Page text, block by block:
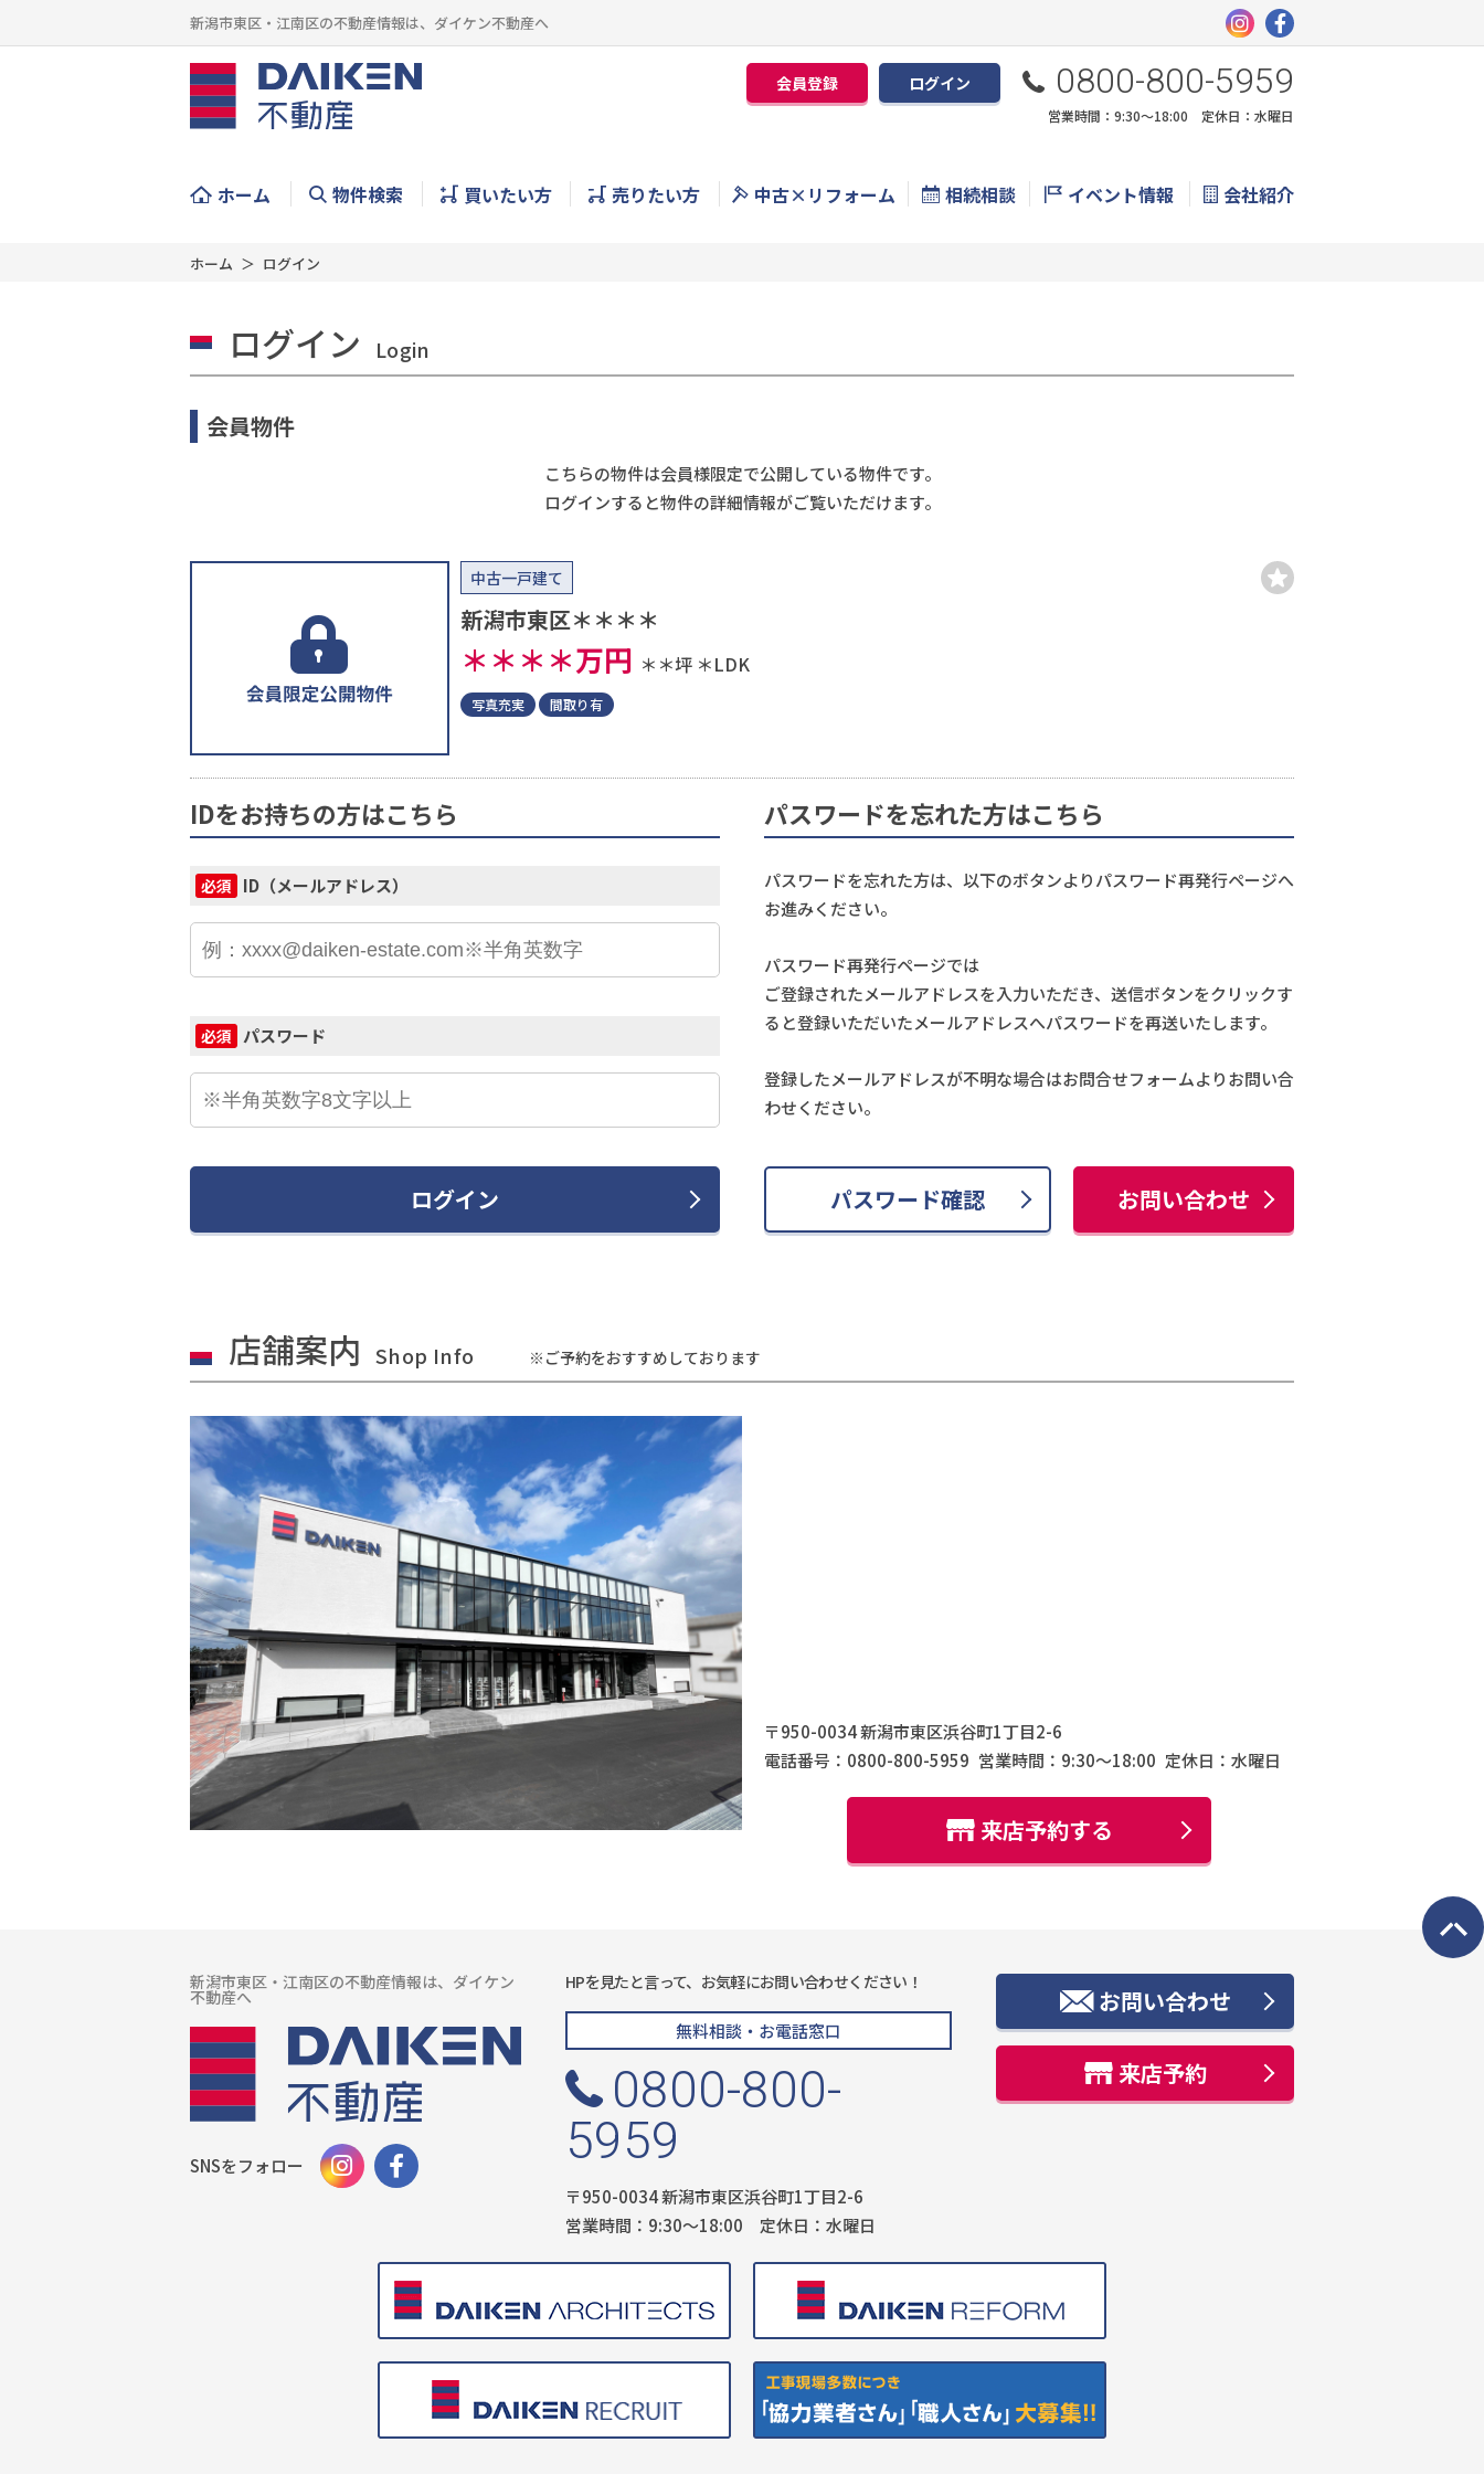
新潟市東区・江南区の不動産情報は、ダイケン不動産へ
会員登録 ログイン 0800-800-5959
営業時間：9:30〜18:00 定休日：水曜日
ホーム 物件検索 買いたい方 売りたい方 中古×リフォーム 相続相談 イベント情報 会社紹介
ホーム ログイン
ログイン Login
会員物件
こちらの物件は会員様限定で公開している物件です。
ログインすると物件の詳細情報がご覧いただけます。
中古一戸建て
新潟市東区＊＊＊＊
＊＊＊＊万円 ＊＊坪 ＊LDK
写真充実 間取り有
IDをお持ちの方はこちら
必須 ID（メールアドレス）
必須 パスワード
ログイン
パスワードを忘れた方はこちら
パスワードを忘れた方は、以下のボタンよりパスワード再発行ページへ
お進みください。
パスワード再発行ページでは
ご登録されたメールアドレスを入力いただき、送信ボタンをクリックす
ると登録いただいたメールアドレスへパスワードを再送いたします。
登録したメールアドレスが不明な場合はお問合せフォームよりお問い合
わせください。
パスワード確認 お問い合わせ
店舗案内 Shop Info ※ご予約をおすすめしております
〒950-0034 新潟市東区浜谷町1丁目2-6
電話番号：0800-800-5959 営業時間：9:30〜18:00 定休日：水曜日
来店予約する
新潟市東区・江南区の不動産情報は、ダイケン
不動産へ
SNSをフォロー
HPを見たと言って、お気軽にお問い合わせください！
無料相談・お電話窓口
0800-800-
5959
〒950-0034 新潟市東区浜谷町1丁目2-6
営業時間：9:30〜18:00 定休日：水曜日
お問い合わせ
来店予約